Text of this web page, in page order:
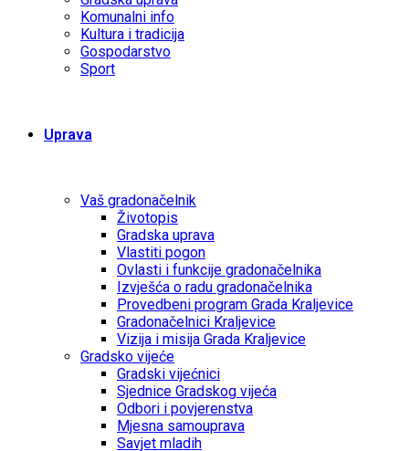
Komunalni info
Kultura i tradicija
Gospodarstvo
Sport
Uprava
Vaš gradonačelnik
Životopis
Gradska uprava
Vlastiti pogon
Ovlasti i funkcije gradonačelnika
Izvješća o radu gradonačelnika
Provedbeni program Grada Kraljevice
Gradonačelnici Kraljevice
Vizija i misija Grada Kraljevice
Gradsko vijeće
Gradski vijećnici
Sjednice Gradskog vijeća
Odbori i povjerenstva
Mjesna samouprava
Savjet mladih